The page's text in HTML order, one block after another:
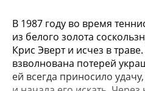
В 1987 году во время
из белого золота
Крис Эверт и исчез в
взволнована потерей
ей всегда приносило